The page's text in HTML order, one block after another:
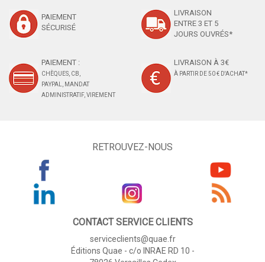
PAIEMENT
SÉCURISÉ
LIVRAISON
ENTRE 3 ET 5
JOURS OUVRÉS*
PAIEMENT :
CHÈQUES, CB,
PAYPAL, MANDAT
ADMINISTRATIF, VIREMENT
LIVRAISON À 3€
À PARTIR DE 50 € D'ACHAT*
RETROUVEZ-NOUS
CONTACT SERVICE CLIENTS
serviceclients@quae.fr
Éditions Quae - c/o INRAE RD 10 -